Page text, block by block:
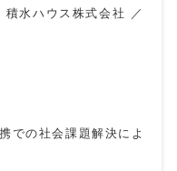
水ハウス株式会社 ／
での社会課題解決によ